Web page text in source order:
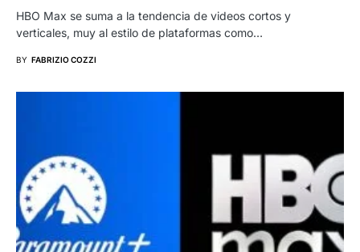
HBO Max se suma a la tendencia de videos cortos y
verticales, muy al estilo de plataformas como…
BY FABRIZIO COZZI